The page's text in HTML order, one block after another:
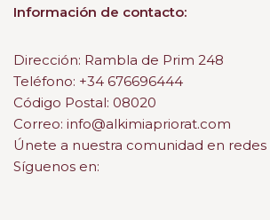
Información de contacto:
Dirección: Rambla de Prim 248
Teléfono: +34 676696444
Código Postal: 08020
Correo: info@alkimiapriorat.com
Únete a nuestra comunidad en redes
Síguenos en: